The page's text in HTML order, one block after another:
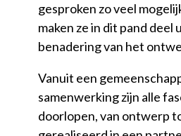
gesproken zo veel
maken ze in dit pand
benadering van het
Vanuit een
samenwerking zijn alle
doorlopen, van ontwerp